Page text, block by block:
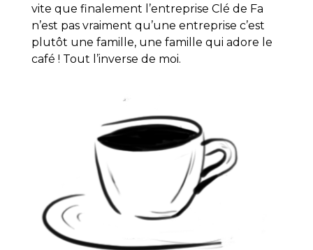
vite que finalement l’entreprise Clé de Fa
n’est pas vraiment qu’une entreprise c’est
plutôt une famille, une famille qui adore le
café ! Tout l’inverse de moi.